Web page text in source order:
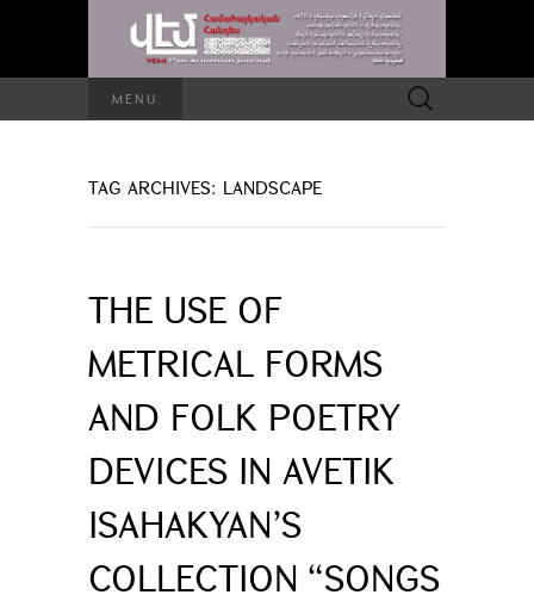
MENU
Search
for:
TAG ARCHIVES: LANDSCAPE
THE USE OF
METRICAL FORMS
AND FOLK POETRY
DEVICES IN AVETIK
ISAHAKYAN’S
COLLECTION “SONGS